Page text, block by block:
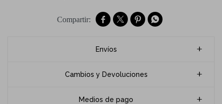
   
Envíos
Cambios y Devoluciones
Medios de pago